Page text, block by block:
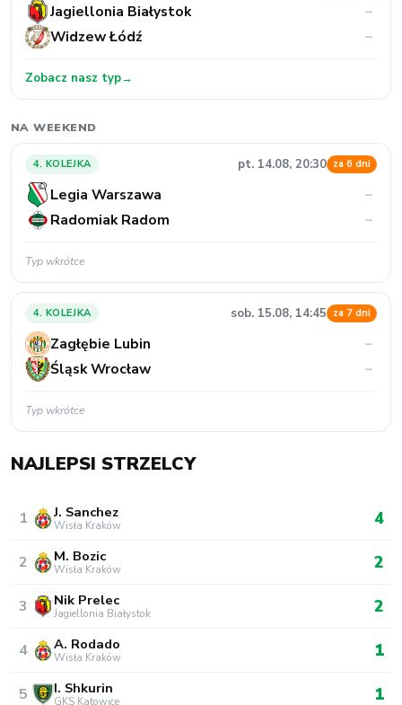
Jagiellonia Białystok
–
Widzew Łódź
–
Zobacz nasz typ→
NA WEEKEND
4. KOLEJKA pt. 14.08, 20:30 za 6 dni
Legia Warszawa
–
Radomiak Radom
–
Typ wkrótce
4. KOLEJKA sob. 15.08, 14:45 za 7 dni
Zagłębie Lubin
–
Śląsk Wrocław
–
Typ wkrótce
NAJLEPSI STRZELCY
1 J. Sanchez
Wisła Kraków 4
2 M. Bozic
Wisła Kraków 2
3 Nik Prelec
Jagiellonia Białystok 2
4 A. Rodado
Wisła Kraków 1
5 I. Shkurin
GKS Katowice 1